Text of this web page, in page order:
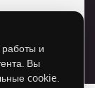
и
Вы
cookie.